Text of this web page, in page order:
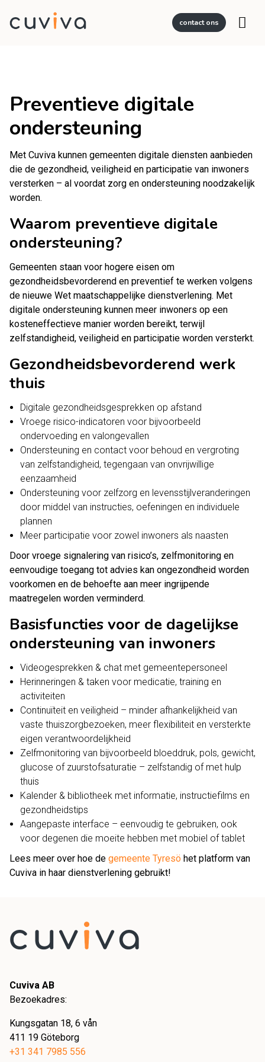
contact ons
Preventieve digitale
ondersteuning
Met Cuviva kunnen gemeenten digitale diensten aanbieden
die de gezondheid, veiligheid en participatie van inwoners
versterken – al voordat zorg en ondersteuning noodzakelijk
worden.
Waarom preventieve digitale
ondersteuning?
Gemeenten staan voor hogere eisen om
gezondheidsbevorderend en preventief te werken volgens
de nieuwe Wet maatschappelijke dienstverlening. Met
digitale ondersteuning kunnen meer inwoners op een
kosteneffectieve manier worden bereikt, terwijl
zelfstandigheid, veiligheid en participatie worden versterkt.
Gezondheidsbevorderend werk
thuis
Digitale gezondheidsgesprekken op afstand
Vroege risico-indicatoren voor bijvoorbeeld
ondervoeding en valongevallen
Ondersteuning en contact voor behoud en vergroting
van zelfstandigheid, tegengaan van onvrijwillige
eenzaamheid
Ondersteuning voor zelfzorg en levensstijlveranderingen
door middel van instructies, oefeningen en individuele
plannen
Meer participatie voor zowel inwoners als naasten
Door vroege signalering van risico’s, zelfmonitoring en
eenvoudige toegang tot advies kan ongezondheid worden
voorkomen en de behoefte aan meer ingrijpende
maatregelen worden verminderd.
Basisfuncties voor de dagelijkse
ondersteuning van inwoners
Videogesprekken & chat met gemeentepersoneel
Herinneringen & taken voor medicatie, training en
activiteiten
Continuïteit en veiligheid – minder afhankelijkheid van
vaste thuiszorgbezoeken, meer flexibiliteit en versterkte
eigen verantwoordelijkheid
Zelfmonitoring van bijvoorbeeld bloeddruk, pols, gewicht,
glucose of zuurstofsaturatie – zelfstandig of met hulp
thuis
Kalender & bibliotheek met informatie, instructiefilms en
gezondheidstips
Aangepaste interface – eenvoudig te gebruiken, ook
voor degenen die moeite hebben met mobiel of tablet
Lees meer over hoe de gemeente Tyresö het platform van
Cuviva in haar dienstverlening gebruikt!
Cuviva AB
Bezoekadres:
Kungsgatan 18, 6 vån
411 19 Göteborg
+31 341 7985 556